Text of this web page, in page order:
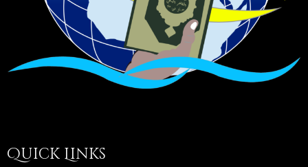
Quick Links